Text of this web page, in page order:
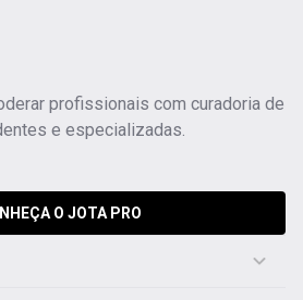
profissionais com curadoria de
e especializadas.
O JOTA PRO